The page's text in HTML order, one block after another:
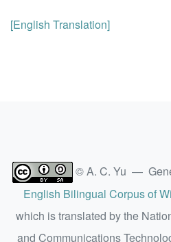
[English Translation]
© A. C. Yu —
English Bilingual Corpus of
which is translated by the
and Communications